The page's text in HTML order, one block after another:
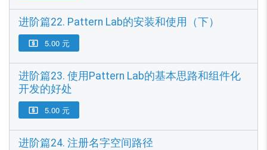
进阶篇22. Pattern Lab的安装和使用（下）
 5.00 元
进阶篇23. 使用Pattern Lab的基本思路和组件化
开发的好处
 5.00 元
进阶篇24. 注册名字空间路径